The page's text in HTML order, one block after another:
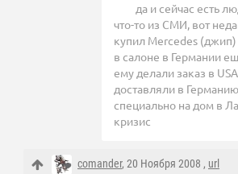
да и сейчас есть
что-то из СМИ, вот
купил Mercedes
в салоне в Германии
ему делали заказ в
доставляли в
специально на дом в
кризис
comander, 20 Ноября 2008 , url